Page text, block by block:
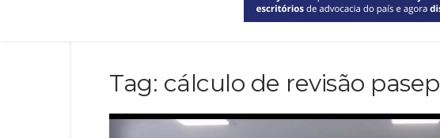
Tag: cálculo de revisão pasep